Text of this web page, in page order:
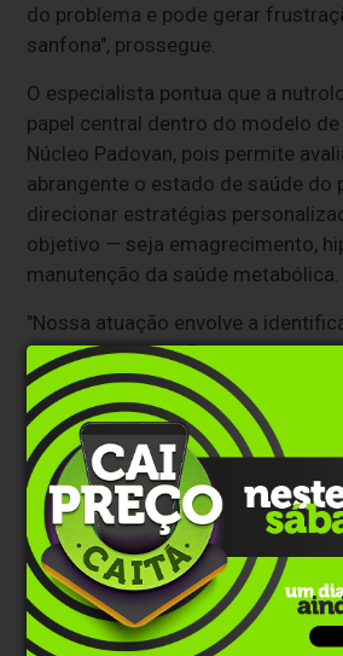
do problema e pode gerar
sanfona", prossegue.
O especialista pontua que a
papel central dentro do modelo
Núcleo Padovan, pois permite
abrangente o estado de saúde do
direcionar estratégias
objetivo — seja emagrecimento,
manutenção da saúde metabólica.
"Nossa atuação envolve a
tratamento de deficiências
da composição corporal e a
metabolismo. Unindo ciência
integração com profissionais de
podemos criar protocolos que não
perda de peso, mas também
preservando a massa muscular,
marcadores metabólicos e
hormonal", conclui.
Para saber mais, basta acessar: